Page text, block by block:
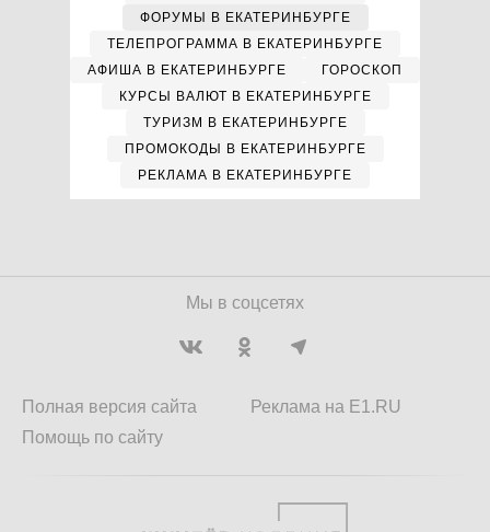
ФОРУМЫ В ЕКАТЕРИНБУРГЕ
ТЕЛЕПРОГРАММА В ЕКАТЕРИНБУРГЕ
АФИША В ЕКАТЕРИНБУРГЕ
ГОРОСКОП
КУРСЫ ВАЛЮТ В ЕКАТЕРИНБУРГЕ
ТУРИЗМ В ЕКАТЕРИНБУРГЕ
ПРОМОКОДЫ В ЕКАТЕРИНБУРГЕ
РЕКЛАМА В ЕКАТЕРИНБУРГЕ
Мы в соцсетях
Полная версия сайта
Помощь по сайту
Реклама на E1.RU